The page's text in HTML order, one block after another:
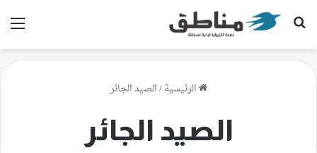
بحث عن
الرئيسية/الصيد الجائر
الصيد الجائر